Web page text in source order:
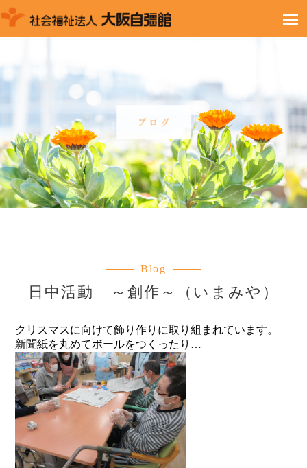
Blog
日中活動 ～創作～（いまみや）
クリスマスに向けて飾り作りに取り組まれています。
新聞紙を丸めてボールをつくったり…